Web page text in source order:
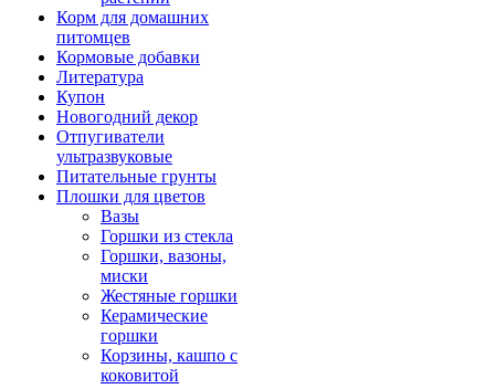
Корм для домашних
питомцев
Кормовые добавки
Литература
Купон
Новогодний декор
Отпугиватели
ультразвуковые
Питательные грунты
Плошки для цветов
Вазы
Горшки из стекла
Горшки, вазоны,
миски
Жестяные горшки
Керамические
горшки
Корзины, кашпо с
коковитой